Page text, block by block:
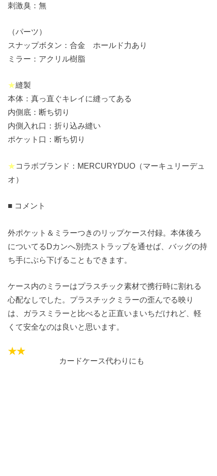
刺激臭：無
（パーツ）
スナップボタン：合金 ホールド力あり
ミラー：アクリル樹脂
★縫製
本体：真っ直ぐキレイに縫ってある
内側底：断ち切り
内側入れ口：折り込み縫い
ポケット口：断ち切り
★コラボブランド：MERCURYDUO（マーキュリーデュ
オ）
■ コメント
外ポケット＆ミラーつきのリップケース付録。本体後ろ
についてるDカンへ別売ストラップを通せば、バッグの持
ち手にぶら下げることもできます。
ケース内のミラーはプラスチック素材で携行時に割れる
心配なしでした。プラスチックミラーの歪んでる映り
は、ガラスミラーと比べると正直いまいちだけれど、軽
くて安全なのは良いと思います。
カードケース代わりにも